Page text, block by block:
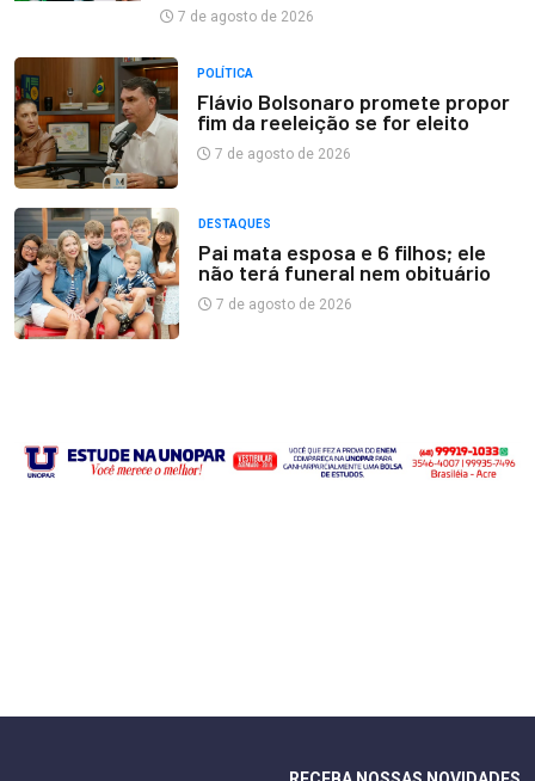
7 de agosto de 2026
POLÍTICA
Flávio Bolsonaro promete propor
fim da reeleição se for eleito
7 de agosto de 2026
DESTAQUES
Pai mata esposa e 6 filhos; ele
não terá funeral nem obituário
7 de agosto de 2026